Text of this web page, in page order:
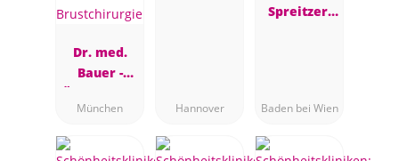
Dr. med.
Bauer -
Ästhetische
Brustchirur
München Hannover
Spreitzer,
Baden bei Wien